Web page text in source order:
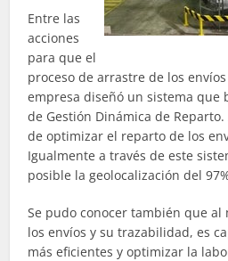
Entre las
acciones
para que el
proceso de arrastre de los
empresa diseñó un sistema que
de Gestión Dinámica de
de optimizar el reparto de los
Igualmente a través de este
posible la geolocalización del
Se pudo conocer también que
los envíos y su trazabilidad, es
más eficientes y optimizar la